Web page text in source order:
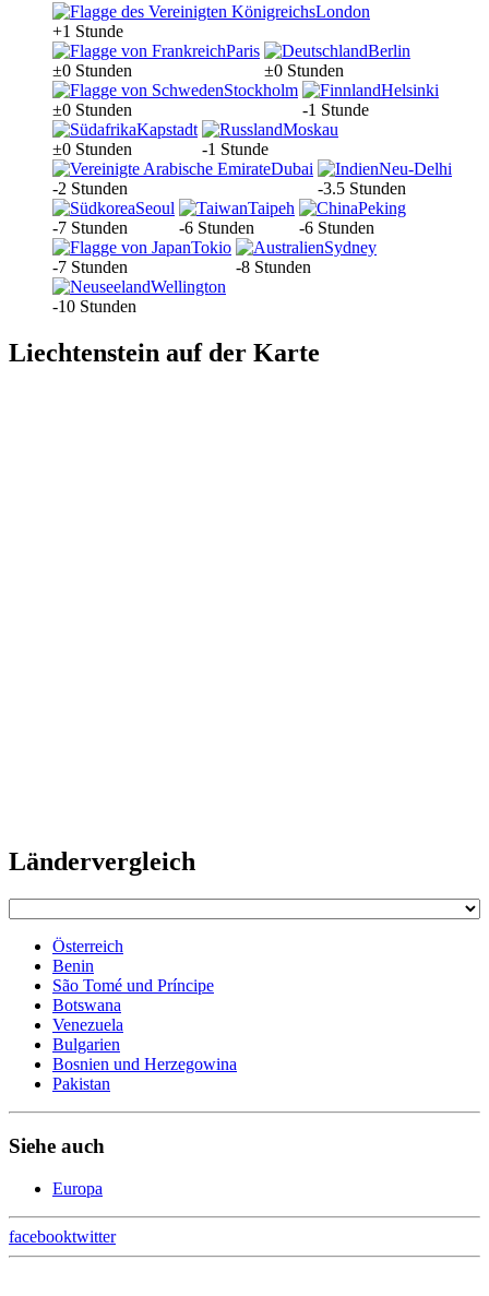
London
+1 Stunde
Paris
±0 Stunden
Berlin
±0 Stunden
Stockholm
±0 Stunden
Helsinki
-1 Stunde
Kapstadt
±0 Stunden
Moskau
-1 Stunde
Dubai
-2 Stunden
Neu-Delhi
-3.5 Stunden
Seoul
-7 Stunden
Taipeh
-6 Stunden
Peking
-6 Stunden
Tokio
-7 Stunden
Sydney
-8 Stunden
Wellington
-10 Stunden
Liechtenstein auf der Karte
Ländervergleich
Österreich
Benin
São Tomé und Príncipe
Botswana
Venezuela
Bulgarien
Bosnien und Herzegowina
Pakistan
Siehe auch
Europa
facebooktwitter